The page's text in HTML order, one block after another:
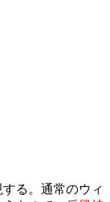
る。通常のウィ